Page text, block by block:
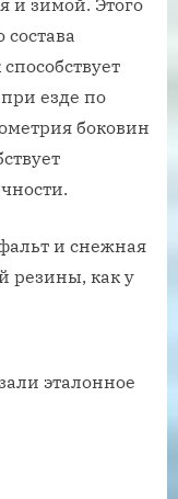
состава
езде по
боковин
и снежная
резины, как у
эталонное